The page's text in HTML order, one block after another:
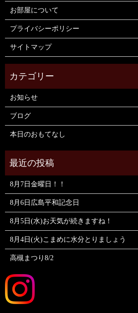
お部屋について
プライバシーポリシー
サイトマップ
お知らせ
ブログ
本日のおもてなし
8月7日金曜日！！
8月6日広島平和記念日
8月5日(水)お天気が続きますね！
8月4日(火)こまめに水分とりましょう
高槻まつり8/2